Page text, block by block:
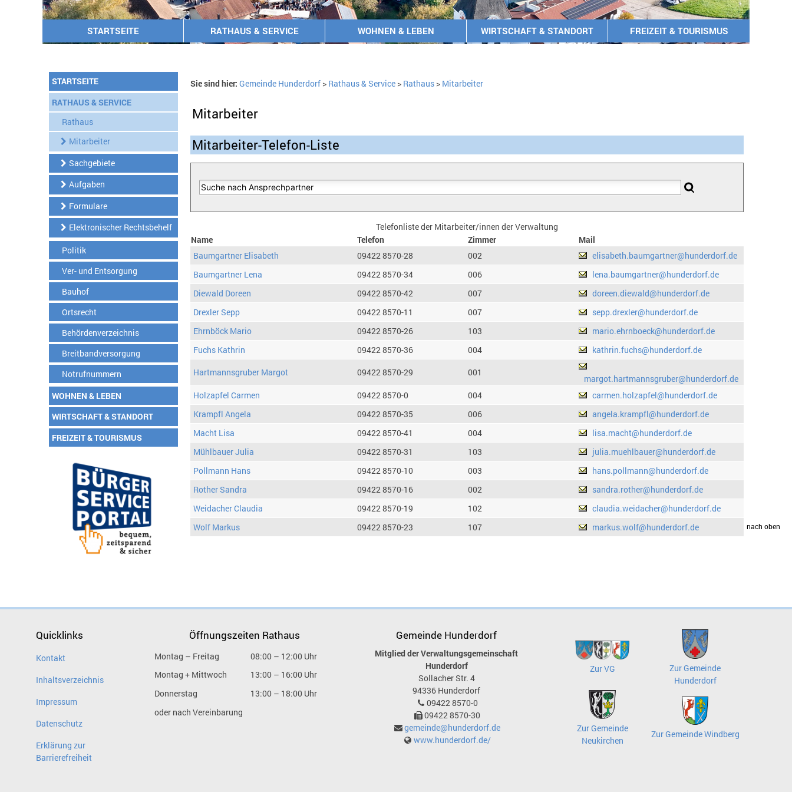
STARTSEITE RATHAUS & SERVICE WOHNEN & LEBEN WIRTSCHAFT & STANDORT FREIZEIT & TOURISMUS
STARTSEITE
RATHAUS & SERVICE
Rathaus
Mitarbeiter
Sachgebiete
Aufgaben
Formulare
Elektronischer Rechtsbehelf
Politik
Ver- und Entsorgung
Bauhof
Ortsrecht
Behördenverzeichnis
Breitbandversorgung
Notrufnummern
WOHNEN & LEBEN
WIRTSCHAFT & STANDORT
FREIZEIT & TOURISMUS
Sie sind hier: Gemeinde Hunderdorf> Rathaus & Service> Rathaus> Mitarbeiter
Mitarbeiter
Mitarbeiter-Telefon-Liste
Telefonliste der Mitarbeiter/innen der Verwaltung
Name
Telefon Zimmer
Mail
Baumgartner Elisabeth
09422 8570-28 002
elisabeth.baumgartner@hunderdorf.de
Baumgartner Lena
09422 8570-34 006
lena.baumgartner@hunderdorf.de
Diewald Doreen
09422 8570-42 007
doreen.diewald@hunderdorf.de
Drexler Sepp
09422 8570-11 007
sepp.drexler@hunderdorf.de
Ehrnböck Mario
09422 8570-26 103
mario.ehrnboeck@hunderdorf.de
Fuchs Kathrin
09422 8570-36 004
kathrin.fuchs@hunderdorf.de
Hartmannsgruber Margot
09422 8570-29 001
margot.hartmannsgruber@hunderdorf.de
Holzapfel Carmen
09422 8570-0 004
carmen.holzapfel@hunderdorf.de
Krampfl Angela
09422 8570-35 006
angela.krampfl@hunderdorf.de
Macht Lisa
09422 8570-41 004
lisa.macht@hunderdorf.de
Mühlbauer Julia
09422 8570-31 103
julia.muehlbauer@hunderdorf.de
Pollmann Hans
09422 8570-10 003
hans.pollmann@hunderdorf.de
Rother Sandra
09422 8570-16 002
sandra.rother@hunderdorf.de
Weidacher Claudia
09422 8570-19 102
claudia.weidacher@hunderdorf.de
Wolf Markus
09422 8570-23 107 markus.wolf@hunderdorf.dedrucken nach oben
Quicklinks
Kontakt
Inhaltsverzeichnis
Impressum
Datenschutz
Erklärung zur
Barrierefreiheit
Öffnungszeiten Rathaus
Montag – Freitag
08:00 – 12:00 Uhr
Montag + Mittwoch
13:00 – 16:00 Uhr
Donnerstag
13:00 – 18:00 Uhr
oder nach Vereinbarung
Gemeinde Hunderdorf
Mitglied der Verwaltungsgemeinschaft
Hunderdorf
Sollacher Str. 4
94336 Hunderdorf
09422 8570-0
09422 8570-30
gemeinde@hunderdorf.de
www.hunderdorf.de/
Zur VG
Zur Gemeinde
Hunderdorf
Zur Gemeinde
Neukirchen
Zur Gemeinde Windberg